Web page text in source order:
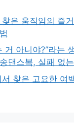
은 움직임의 즐
거 아니야?”라는
댄스복, 실패 없
찾은 고요한 여